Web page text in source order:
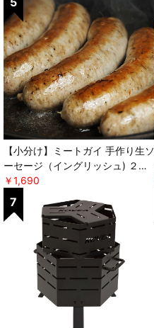
【小分け】ミートガイ 手作り生ソ
ーセージ（イングリッシュ) ２本
パック×２セット ＊軽減税率対
象 [ミートガイ]
￥1,690